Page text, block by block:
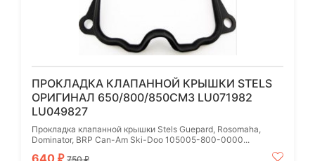
ПРОКЛАДКА КЛАПАННОЙ КРЫШКИ STELS
ОРИГИНАЛ 650/800/850СМ3 LU071982
LU049827
Прокладка клапанной крышки Stels Guepard, Rosomaha,
Dominator, BRP Can-Am Ski-Doo 105005-800-0000...
640 ₽